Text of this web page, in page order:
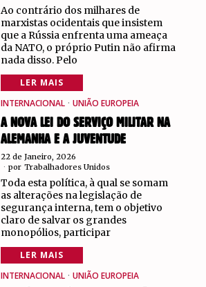
Ao contrário dos milhares de
marxistas ocidentais que insistem
que a Rússia enfrenta uma ameaça
da NATO, o próprio Putin não afirma
nada disso. Pelo
LER MAIS
INTERNACIONAL · UNIÃO EUROPEIA
A NOVA LEI DO SERVIÇO MILITAR NA
ALEMANHA E A JUVENTUDE
22 de Janeiro, 2026
por Trabalhadores Unidos
Toda esta política, à qual se somam
as alterações na legislação de
segurança interna, tem o objetivo
claro de salvar os grandes
monopólios, participar
LER MAIS
INTERNACIONAL · UNIÃO EUROPEIA